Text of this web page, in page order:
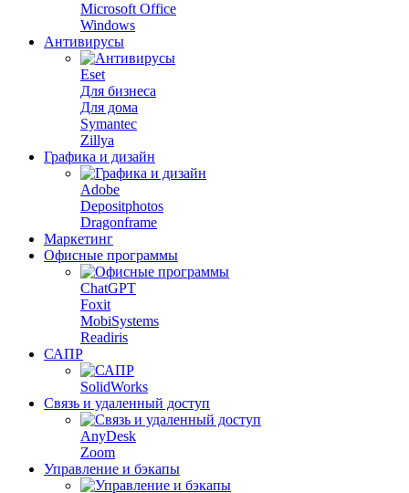
Microsoft Office
Windows
Антивирусы
Eset
Для бизнеса
Для дома
Symantec
Zillya
Графика и дизайн
Adobe
Depositphotos
Dragonframe
Маркетинг
Офисные программы
ChatGPT
Foxit
MobiSystems
Readiris
САПР
SolidWorks
Связь и удаленный доступ
AnyDesk
Zoom
Управление и бэкапы